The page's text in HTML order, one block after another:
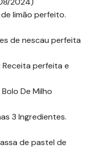
limão perfeito.
de nescau perfeita
Receita perfeita e
De Milho
3 Ingredientes.
de pastel de